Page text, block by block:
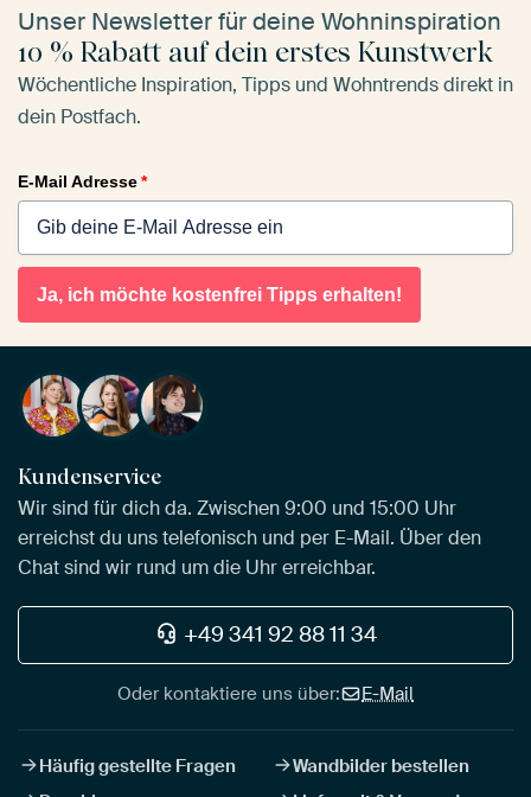
Unser Newsletter für deine Wohninspiration
10 % Rabatt auf dein erstes Kunstwerk
Wöchentliche Inspiration, Tipps und Wohntrends direkt in
dein Postfach.
E-Mail Adresse*
Ja, ich möchte kostenfrei Tipps erhalten!
Kundenservice
Wir sind für dich da. Zwischen 9:00 und 15:00 Uhr
erreichst du uns telefonisch und per E-Mail. Über den
Chat sind wir rund um die Uhr erreichbar.
+49 341 92 88 11 34
Oder kontaktiere uns über: E-Mail
Häufig gestellte Fragen
Wandbilder bestellen